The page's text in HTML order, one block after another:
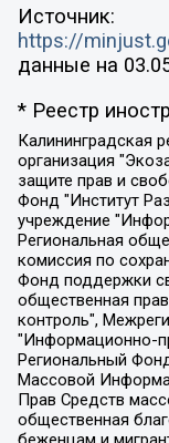
Источник:
https://
данные на
* Реестр
Калининградская региональная общественная организация "Экозащита!-Женсовет", Фонд содействия защите прав и свобод граждан "Общественный вердикт", Фонд "Институт Развития Свободы Информации", Частное учреждение "Информационное агентство МЕМО. РУ", Региональная общественная организация "Общественная комиссия по сохранению наследия академика Сахарова", Фонд поддержки свободы прессы, Санкт-Петербургская общественная правозащитная организация "Гражданский контроль", Межрегиональная общественная организация "Информационно-просветительский центр "Мемориал", Региональный Фонд "Центр Защиты Прав Средств Массовой Информации", с 05.12.2023 Фонд "Центр Защиты Прав Средств массовой информации", Региональная общественная благотворительная организация помощи беженцам и мигрантам "Гражданское содействие", Негосударственное образовательное учреждение дополнительного профессионального образования (повышение квалификации) специалистов "АКАДЕМИЯ ПО ПРАВАМ ЧЕЛОВЕКА", Свердловская региональная общественная организация "Сутяжник", Автономная некоммерческая организация "Центр независимых социологических исследований", Союз общественных объединений "Российский исследовательский центр по правам человека", Региональное общественное учреждение научно-информационный центр "МЕМОРИАЛ", Некоммерческая организация "Фонд защиты гласности", Автономная некоммерческая организация "Институт прав человека", Городская общественная организация "Екатеринбургское общество "МЕМОРИАЛ", Городская общественная организация "Рязанское историко-просветительское и правозащитное общество "Мемориал" (Рязанский Мемориал), Челябинский региональный орган общественной самодеятельности – женское общественное объединение "Женщины Евразии", Челябинский региональный орган общественной самодеятельности "Уральская правозащитная группа", Фонд содействия защите здоровья и социальной справедливости имени Андрея Рылькова, Автономная Некоммерческая Организация "Аналитический Центр Юрия Левады", Автономная некоммерческая организация социальной поддержки населения "Проект Апрель", Региональная общественная организация помощи женщинам и детям, находящимся в кризисной ситуации "Информационно-методический центр "Анна", Фонд содействия развитию массовых коммуникаций и правовому просвещению "Так-так-Так", Фонд содействия устойчивому развитию "Серебряная тайга", Свердловский региональный общественный фонд социальных проектов "Новое время", "Idel.Реалии", Кавказ.Реалии, Крым.Реалии, Телеканал Настоящее Время, Татаро-башкирская служба Радио Свобода (Azatliq Radiosi), Радио Свободная Европа/Радио Свобода (PCE/PC), "Сибирь.Реалии", "Фактограф", Благотворительный фонд помощи осужденным и их семьям, Автономная некоммерческая организация "Институт глобализации и социальных движений", Фонд "В защиту прав заключенных", Частное учреждение "Центр поддержки и содействия развитию средств массовой информации", Пензенский региональный общественный благотворительный фонд "Гражданский союз", "Север.Реалии", Некоммерческая организация Фонд "Правовая инициатива", Общество с ограниченной ответственностью "Радио Свободная Европа/Радио Свобода", Чешское информационное агентство "MEDIUM-ORIENT", Красноярская региональная общественная организация "Мы против СПИДа", Камалягин Денис Николаевич, Маркелов Сергей Евгеньевич, Пономарев Лев Александрович, Савицкая Людмила Алексеевна, Автономная некоммерческая организация "Центр по работе с проблемой насилия "НАСИЛИЮ.НЕТ", Межрегиональный профессиональный союз работников здравоохранения "Альянс врачей", Юридическое лицо, зарегистрированное в Латвийской Республике, SIA "Medusa Project" (регистрационный номер 40103797863, дата регистрации 10.06.2014), Некоммерческая организация "Фонд по борьбе с коррупцией", Автономная некоммерческая организация "Институт права и публичной политики", Баданин Роман Сергеевич, Гликин Максим Александрович, Железнова Мария Михайловна, Лукьянова Юлия Сергеевна, Маетная Елизавета Витальевна, Маняхин Петр Борисович, Чуракова Ольга Владимировна, Ярош Юлия